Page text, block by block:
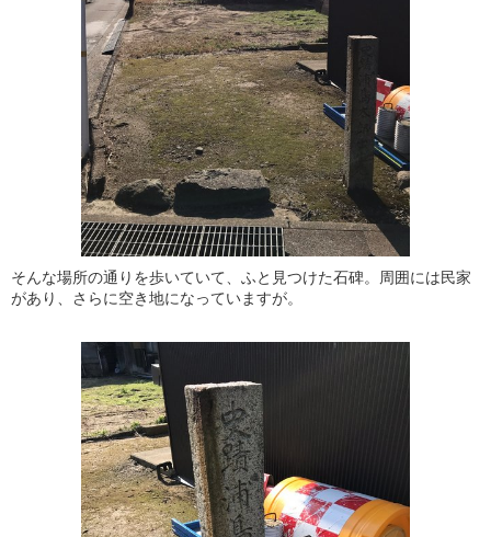
そんな場所の通りを歩いていて、ふと見つけた石碑。周囲には民家
があり、さらに空き地になっていますが。